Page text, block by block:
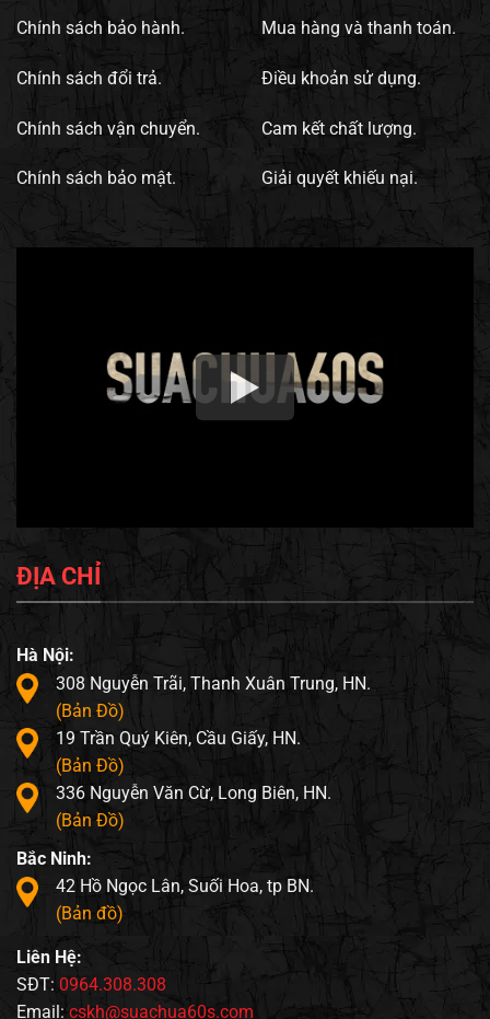
Chính sách bảo hành.
Chính sách đổi trả.
Chính sách vận chuyển.
Chính sách bảo mật.
Mua hàng và thanh toán.
Điều khoản sử dụng.
Cam kết chất lượng.
Giải quyết khiếu nại.
ĐỊA CHỈ
Hà Nội:
308 Nguyễn Trãi, Thanh Xuân Trung, HN.
(Bản Đồ)
19 Trần Quý Kiên, Cầu Giấy, HN.
(Bản Đồ)
336 Nguyễn Văn Cừ, Long Biên, HN.
(Bản Đồ)
Bắc Ninh:
42 Hồ Ngọc Lân, Suối Hoa, tp BN.
(Bản đồ)
Liên Hệ:
SĐT: 0964.308.308
Email: cskh@suachua60s.com